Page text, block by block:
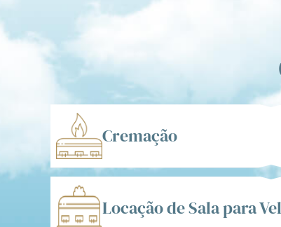
Cremação
Locação de Sala para